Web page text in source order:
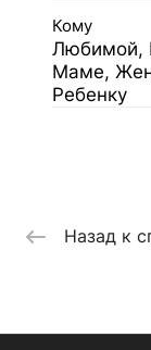
Кому
Любимой,
Маме,
Ребенку
Назад к